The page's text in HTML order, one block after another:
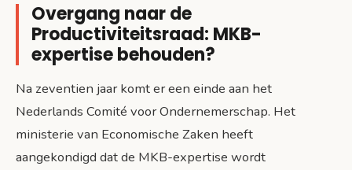
Overgang naar de
Productiviteitsraad: MKB-
expertise behouden?
Na zeventien jaar komt er een einde aan het
Nederlands Comité voor Ondernemerschap. Het
ministerie van Economische Zaken heeft
aangekondigd dat de MKB-expertise wordt